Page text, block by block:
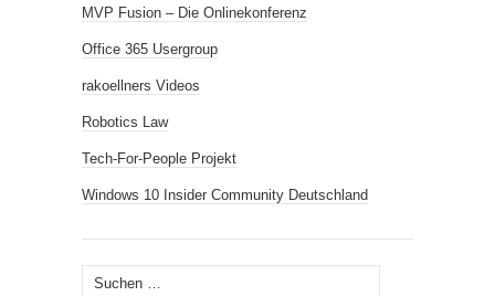
MVP Fusion – Die Onlinekonferenz
Office 365 Usergroup
rakoellners Videos
Robotics Law
Tech-For-People Projekt
Windows 10 Insider Community Deutschland
Suchen